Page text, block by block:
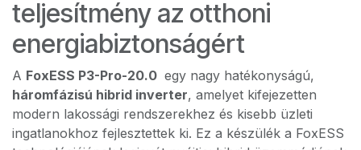
teljesítmény az otthoni
energiabiztonságért
A FoxESS P3-Pro-20.0 egy nagy hatékonyságú,
háromfázisú hibrid inverter, amelyet kifejezetten
modern lakossági rendszerekhez és kisebb üzleti
ingatlanokhoz fejlesztettek ki. Ez a készülék a FoxESS